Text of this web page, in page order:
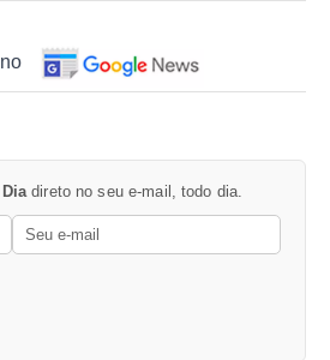
direto no seu e-mail, todo dia.